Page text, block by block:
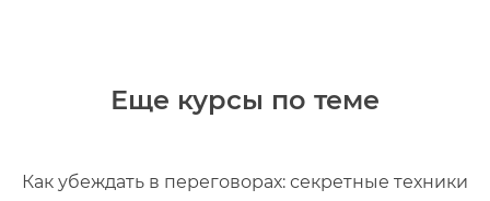
Еще курсы по теме
Как убеждать в переговорах: секретные техники